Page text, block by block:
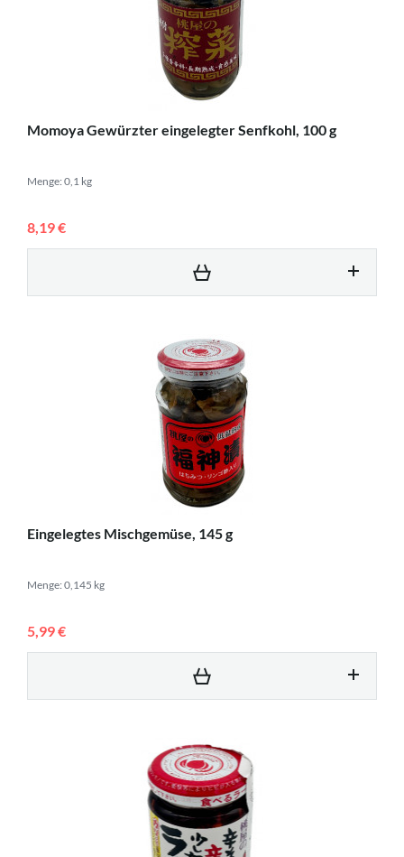
Momoya Gewürzter eingelegter Senfkohl, 100 g
Menge: 0,1 kg
8,19 €
Eingelegtes Mischgemüse, 145 g
Menge: 0,145 kg
5,99 €